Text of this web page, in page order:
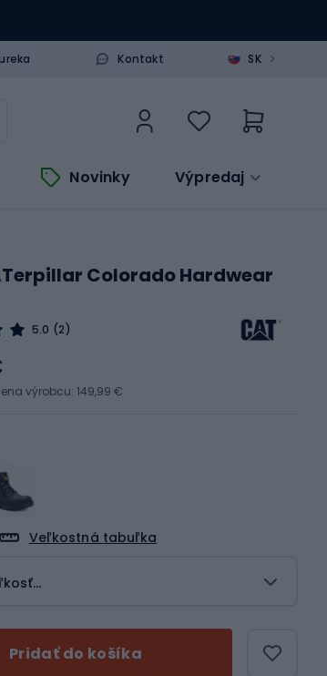
Kontakt SK >
Novinky Výpredaj
Colorado Hardwear
5.0 (2)
Veľkostná tabuľka
Pridať do košíka
výrobcu: 149,99 €